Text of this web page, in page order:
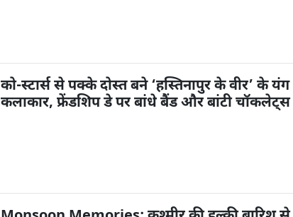
को-स्टार्स से पक्के दोस्त बने ‘हस्तिनापुर के वीर’ के यंग
कलाकार, फ्रेंडशिप डे पर बांधे बैंड और बांटी चॉकलेट्स